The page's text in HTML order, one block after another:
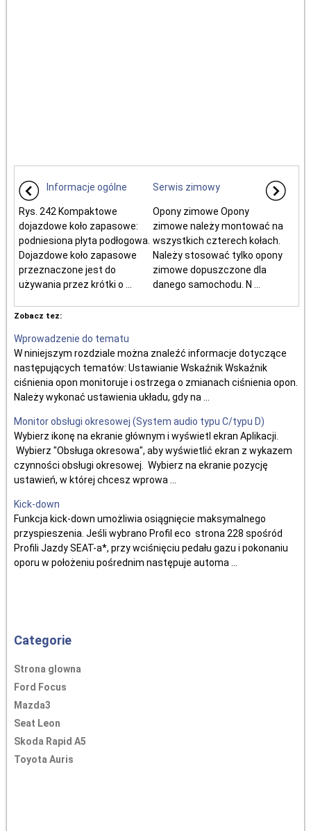
Informacje ogólne
Rys. 242 Kompaktowe
dojazdowe koło zapasowe:
podniesiona płyta podłogowa.
Dojazdowe koło zapasowe
przeznaczone jest do
używania przez krótki o ...
Serwis zimowy
Opony zimowe Opony
zimowe należy montować na
wszystkich czterech kołach.
Należy stosować tylko opony
zimowe dopuszczone dla
danego samochodu. N ...
Zobacz tez:
Wprowadzenie do tematu
W niniejszym rozdziale można znaleźć informacje dotyczące
następujących tematów: Ustawianie Wskaźnik Wskaźnik
ciśnienia opon monitoruje i ostrzega o zmianach ciśnienia opon.
Należy wykonać ustawienia układu, gdy na ...
Monitor obsługi okresowej (System audio typu C/typu D)
Wybierz ikonę na ekranie głównym i wyświetl ekran Aplikacji.
Wybierz "Obsługa okresowa", aby wyświetlić ekran z wykazem
czynności obsługi okresowej. Wybierz na ekranie pozycję
ustawień, w której chcesz wprowa ...
Kick-down
Funkcja kick-down umożliwia osiągnięcie maksymalnego
przyspieszenia. Jeśli wybrano Profil eco strona 228 spośród
Profili Jazdy SEAT-a*, przy wciśnięciu pedału gazu i pokonaniu
oporu w położeniu pośrednim następuje automa ...
Categorie
Strona glowna
Ford Focus
Mazda3
Seat Leon
Skoda Rapid A5
Toyota Auris